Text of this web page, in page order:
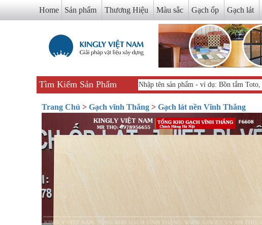
Home Sản phẩm Thương Hiệu Màu sắc Gạch ốp Gạch lát
Tìm Kiếm Sản Phẩm
Trang Chủ > Gạch vĩnh Thắng > Gạch lát nền Vĩnh Thắng